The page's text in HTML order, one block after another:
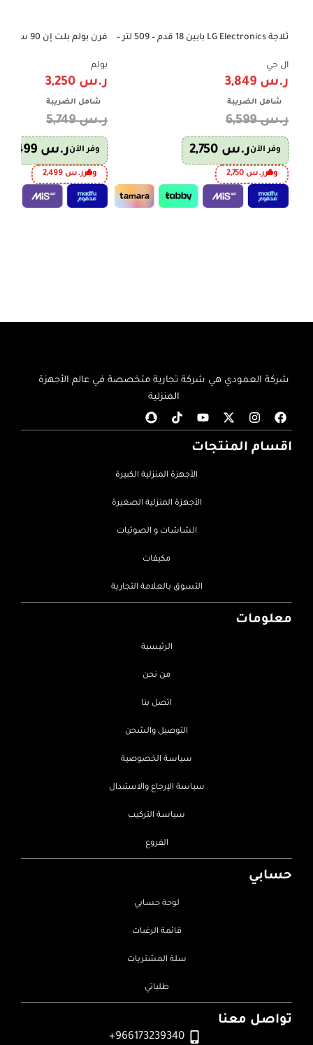
-42%
ثلاجة LG Electronics بابين 18 قدم – 509 لتر –
ال جي
ر.س
شامل الضريبة
ر.س6,599
وفر الآنر.س
وفرر.س 2,750
-43%
– صناعة إيطالية – موديل B91-MIRR
بولم
ر.س
شامل الضريبة
ر.س5,749
وفر الآنر.س
وفرر.س 2,499
شركة العمودي هي شركة تجارية متخصصة في عالم الأجهزة
المنزلية
اقسام المنتجات
الأجهزة المنزلية الكبيرة
الأجهزة المنزلية الصغيرة
الشاشات و الصوتيات
مكيفات
التسوق بالعلامة التجارية
معلومات
الرئيسية
من نحن
اتصل بنا
التوصيل والشحن
سياسة الخصوصية
سياسة الإرجاع والاستبدال
سياسة التركيب
الفروع
حسابي
لوحة حسابي
قائمة الرغبات
سلة المشتريات
طلباتي
تواصل معنا
966173239340+